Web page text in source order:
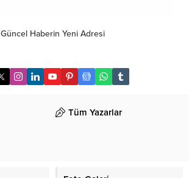
Güncel Haberin Yeni Adresi
Tüm Yazarlar